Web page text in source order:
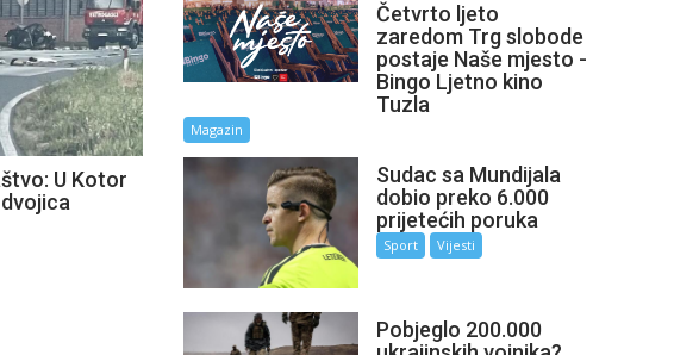
U Kotor
Četvrto ljeto
zaredom Trg slobode
postaje Naše mjesto -
Bingo Ljetno kino
Tuzla
Magazin
Sudac sa Mundijala
dobio preko 6.000
prijetećih poruka
Sport Vijesti
Pobjeglo 200.000